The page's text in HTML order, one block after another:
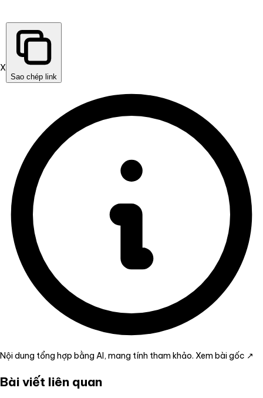
X
Sao chép link
Nội dung tổng hợp bằng AI, mang tính tham khảo. Xem bài gốc ↗
Bài viết liên quan